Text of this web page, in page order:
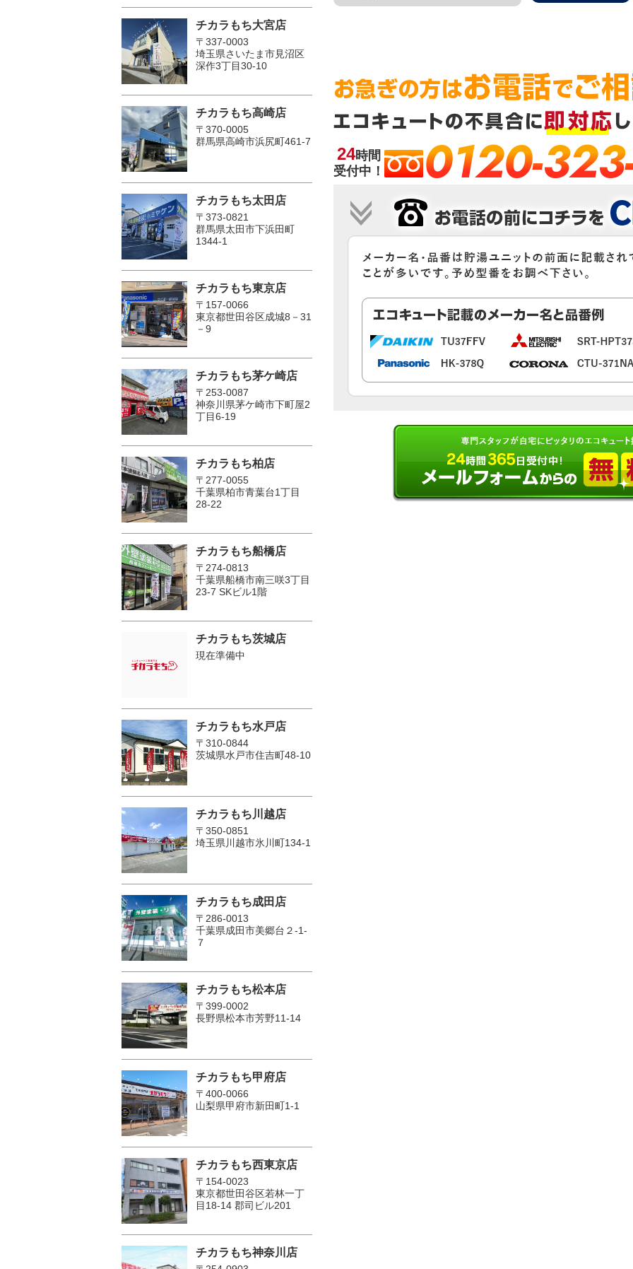
24時間
受付中！
0120-
チカラもち大宮店
〒337-0003
埼玉県さいたま市見沼区
深作3丁目30-10
チカラもち高崎店
〒370-0005
群馬県高崎市浜尻町461-7
チカラもち太田店
〒373-0821
群馬県太田市下浜田町
1344-1
チカラもち東京店
〒157-0066
東京都世田谷区成城8－31
－9
チカラもち茅ケ崎店
〒253-0087
神奈川県茅ケ崎市下町屋2
丁目6-19
チカラもち柏店
〒277-0055
千葉県柏市青葉台1丁目
28-22
チカラもち船橋店
〒274-0813
千葉県船橋市南三咲3丁目
23-7 SKビル1階
チカラもち茨城店
現在準備中
チカラもち水戸店
〒310-0844
茨城県水戸市住吉町48-10
チカラもち川越店
〒350-0851
埼玉県川越市氷川町134-1
チカラもち成田店
〒286-0013
千葉県成田市美郷台２‐1‐
７
チカラもち松本店
〒399-0002
長野県松本市芳野11-14
チカラもち甲府店
〒400-0066
山梨県甲府市新田町1-1
チカラもち西東京店
〒154-0023
東京都世田谷区若林一丁
目18-14 郡司ビル201
チカラもち神奈川店